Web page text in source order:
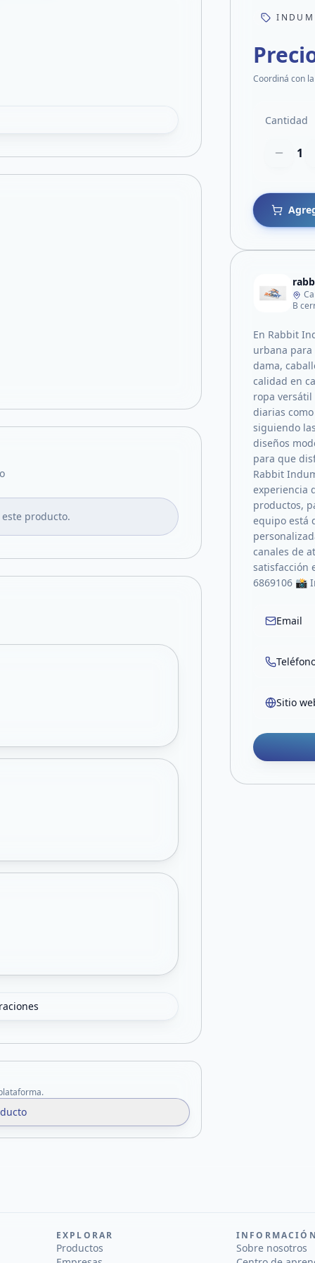
producto.
Coordiná con
Cantidad
1
B
En Rabbit
urbana
dama,
calidad en
ropa
diarias
siguiendo
diseños
para que
Rabbit
experiencia
productos,
equipo está
canales de
satisfacción
6869106 📸
Email
Sitio
EXPLORAR
Productos
Sobre nosotros